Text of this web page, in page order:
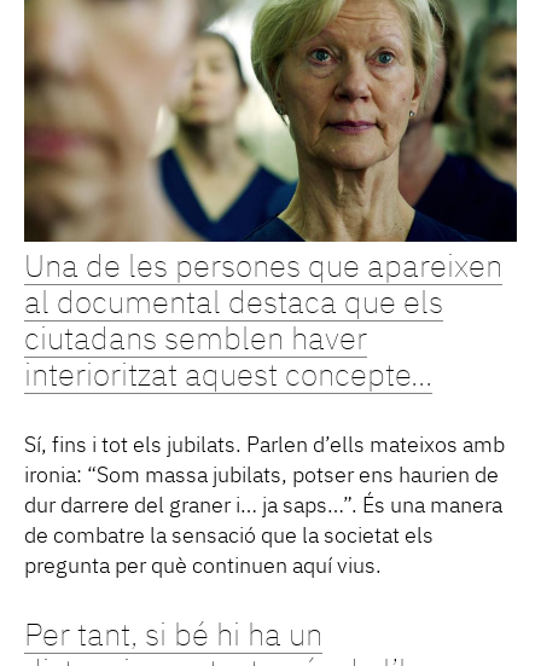
Una de les persones que apareixen
al documental destaca que els
ciutadans semblen haver
interioritzat aquest concepte...
Sí, fins i tot els jubilats. Parlen d’ells mateixos amb
ironia: “Som massa jubilats, potser ens haurien de
dur darrere del graner i… ja saps…”. És una manera
de combatre la sensació que la societat els
pregunta per què continuen aquí vius.
Per tant, si bé hi ha un